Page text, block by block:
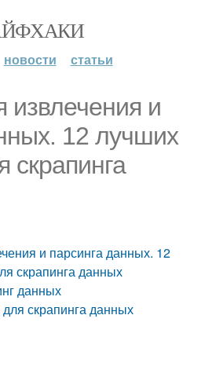
новости статьи
и
12 лучших
скрапинга
и парсинга данных. 12
скрапинга данных
данных
скрапинга данных